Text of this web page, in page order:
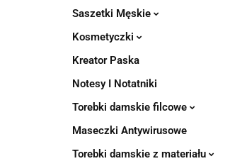
Saszetki Męskie
Kosmetyczki
Kreator Paska
Notesy I Notatniki
Torebki damskie filcowe
Maseczki Antywirusowe
Torebki damskie z materiału